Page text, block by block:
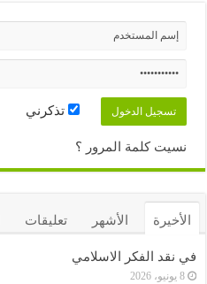
تذكرني
نسيت كلمة المرور ؟
الأخيرة الأشهر تعليقات
في نقد الفكر الاسلامي
8 يونيو، 2026